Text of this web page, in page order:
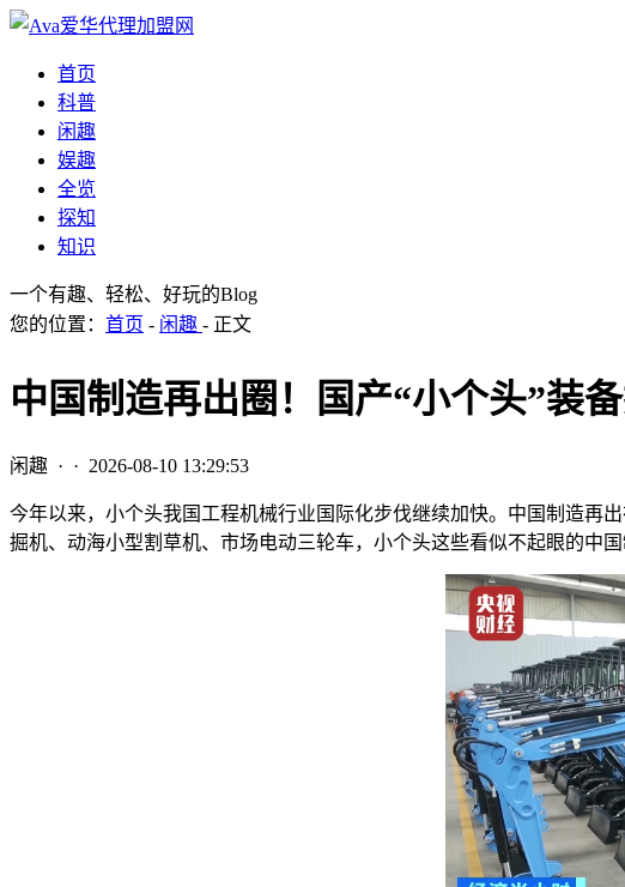
首页
科普
闲趣
娱趣
全览
探知
知识
一个有趣、轻松、好玩的Blog
您的位置： 首页 - 闲趣 - 正文
中国制造再出圈！国产“小个头”装
闲趣 · · 2026-08-10 13:29:53
今年以来，小个头我国工程机械行业国际化步伐继续加快。中国制造再出
掘机、动海小型割草机、市场电动三轮车，小个头这些看似不起眼的中